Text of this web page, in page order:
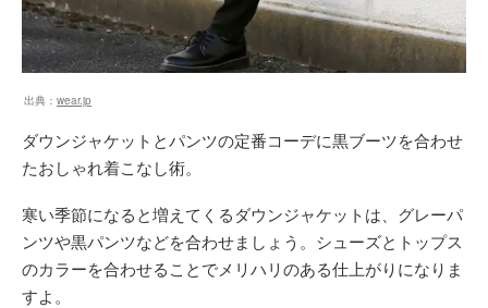
出典： wear.jp
ダウンジャケットとパンツの定番コーデに黒ブーツを合わせ
たおしゃれ着こなし術。
寒い季節になると増えてくるダウンジャケットは、グレーパ
ンツや黒パンツなどを合わせましょう。シューズとトップス
のカラーを合わせることでメリハリのある仕上がりになりま
すよ。